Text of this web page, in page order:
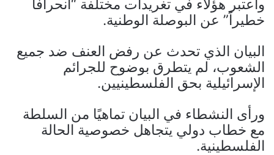
واعتبر هؤلاء في تغريدات مختلفة “انحرافاً
خطيراً” عن البوصلة الوطنية.
البيان الذي تحدث عن رفض العنف ضد جميع
الشعوب، لم يتطرق بوضوح للجرائم
الإسرائيلية بحق الفلسطينيين.
ورأى النشطاء في البيان تماهيًا من السلطة
مع خطاب دولي يتجاهل خصوصية الحالة
الفلسطينية.